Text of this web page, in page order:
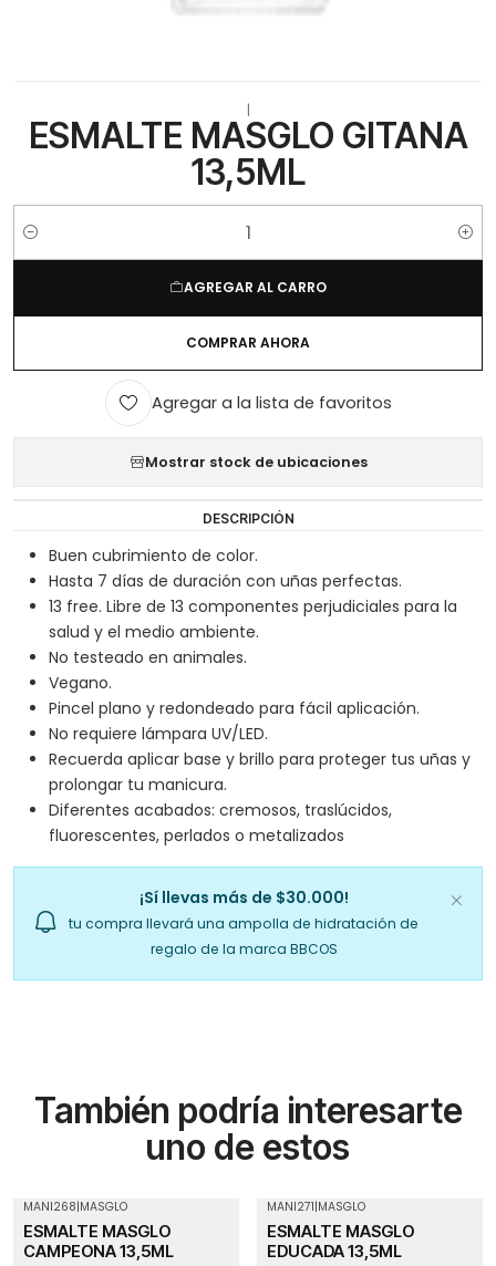
ESMALTE MASGLO GITANA
13,5ML
Cantidad
AGREGAR AL CARRO
COMPRAR AHORA
Agregar a la lista de favoritos
Mostrar stock de ubicaciones
DESCRIPCIÓN
Buen cubrimiento de color.
Hasta 7 días de duración con uñas perfectas.
13 free. Libre de 13 componentes perjudiciales para la
salud y el medio ambiente.
No testeado en animales.
Vegano.
Pincel plano y redondeado para fácil aplicación.
No requiere lámpara UV/LED.
Recuerda aplicar base y brillo para proteger tus uñas y
prolongar tu manicura.
Diferentes acabados: cremosos, traslúcidos,
fluorescentes, perlados o metalizados
¡Sí llevas más de $30.000!
tu compra llevará una ampolla de hidratación de
regalo de la marca BBCOS
También podría interesarte
uno de estos
MANI268|MASGLO
ESMALTE MASGLO
CAMPEONA 13,5ML
MANI271|MASGLO
ESMALTE MASGLO
EDUCADA 13,5ML